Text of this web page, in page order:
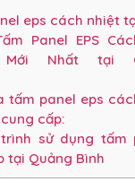
eps cách nhiệt
Panel EPS
Mới Nhất tại
tấm panel eps
cấp:
sử dụng tấm
tại Quảng Bình